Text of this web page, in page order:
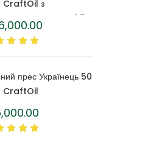
CraftOil з
бочкою 1,5
прес Українець 50
CraftOil